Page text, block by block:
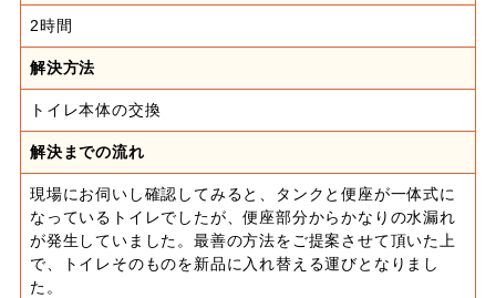
2時間
解決方法
トイレ本体の交換
解決までの流れ
現場にお伺いし確認してみると、タンクと便座が一体式に
なっているトイレでしたが、便座部分からかなりの水漏れ
が発生していました。最善の方法をご提案させて頂いた上
で、トイレそのものを新品に入れ替える運びとなりまし
た。